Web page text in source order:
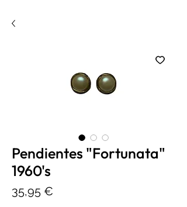
Pendientes "Fortunata"
1960's
35,95 €